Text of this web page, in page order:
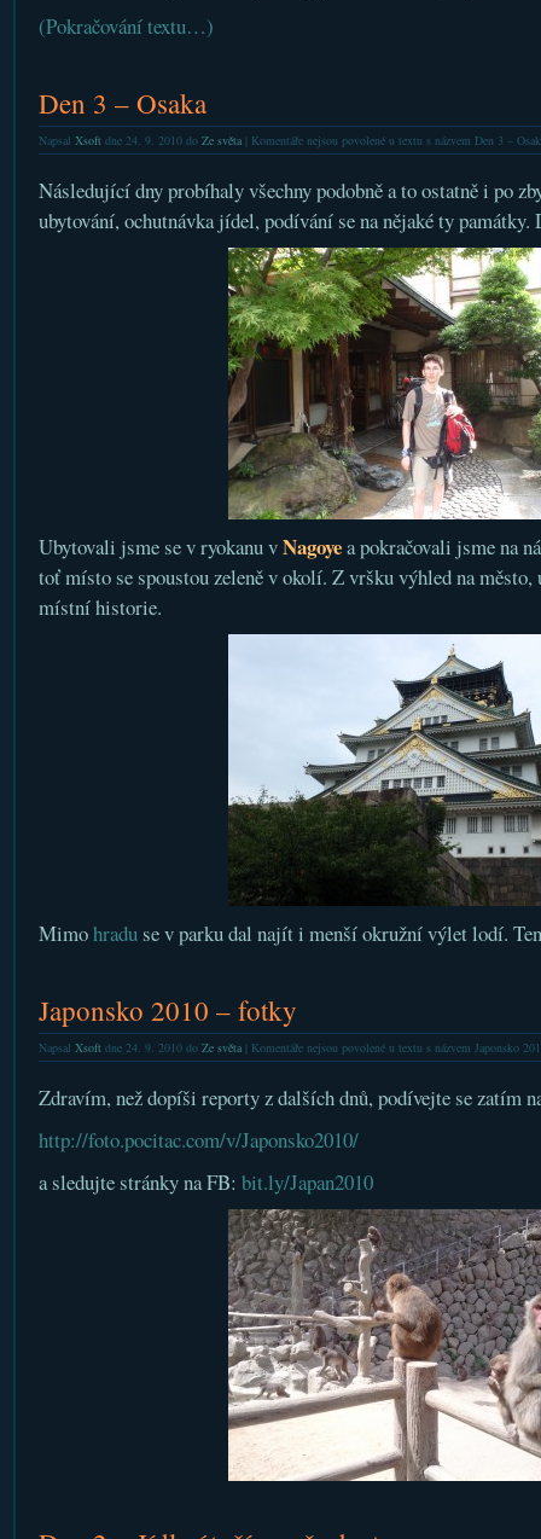
(Pokračování textu…)
Den 3 – Osaka
Napsal Xsoftdne 24. 9. 2010 do Ze světa| Komentáře nejsou povolenéu textu s názvem Den 3 –
Následující dny probíhaly všechny podobně a to ostatně i po
ubytování, ochutnávka jídel, podívání se na nějaké ty památky.
Ubytovali jsme se v ryokanu vNagoyea pokračovali jsme na
toť místo se spoustou zeleně v okolí. Z vršku výhled na
místní historie.
Mimohraduse v parku dal najít i menší okružní výlet lodí.
Japonsko 2010 – fotky
Napsal Xsoftdne 24. 9. 2010 do Ze světa| Komentáře nejsou povolenéu textu s názvem Japonsko
Zdravím, než dopíši reporty z dalších dnů, podívejte se zatím
http://foto.pocitac.com/v/Japonsko2010/
a sledujte stránky na FB: bit.ly/Japan2010